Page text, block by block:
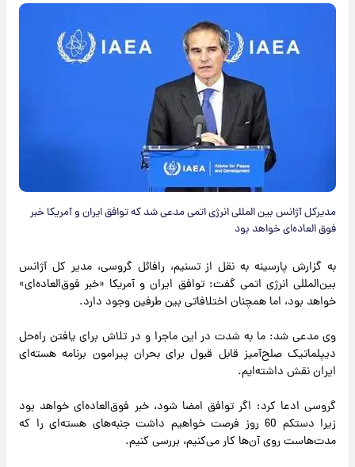
مدیرکل آژانس بین المللی انرژی اتمی مدعی شد که توافق ایران و آمریکا خبر
فوق العاده‌ای خواهد بود
به گزارش پارسینه به نقل از تسنیم، رافائل گروسی، مدیر کل آژانس
بین‌المللی انرژی اتمی گفت: توافق ایران و آمریکا «خبر فوق‌العاده‌ای»
خواهد بود، اما همچنان اختلافاتی بین طرفین وجود دارد.
وی مدعی شد: ما به شدت در این ماجرا و در تلاش برای یافتن راه‌حل
دیپلماتیک صلح‌آمیز قابل قبول برای بحران پیرامون برنامه هسته‌ای
ایران نقش داشته‌ایم.
گروسی ادعا کرد: اگر توافق امضا شود، خبر فوق‌العاده‌ای خواهد بود
زیرا دستکم 60 روز فرصت خواهیم داشت جنبه‌های هسته‌ای را که
مدت‌هاست روی آن‌ها کار می‌کنیم، بررسی کنیم.